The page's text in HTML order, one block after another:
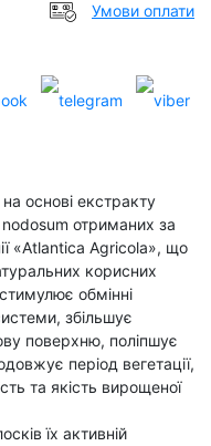
Умови оплати
основі екстракту
отриманих за
«Atlantica Agricola», що
корисних
обмінні
збільшує
поверхню, поліпшує
період вегетації,
та якість вирощеної
їх активній